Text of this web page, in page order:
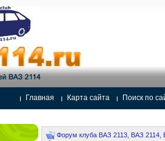
Главная Карта сайта Поиск по
Форум клуба ВАЗ 2113, ВАЗ 2114,